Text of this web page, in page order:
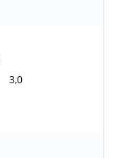
3,0